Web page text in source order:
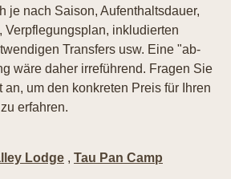
je nach Saison, Aufenthaltsdauer,
Verpflegungsplan, inkludierten
Transfers usw. Eine "ab-
wäre daher irreführend. Fragen Sie
an, um den konkreten Preis für Ihren
erfahren.
Lodge , Tau Pan Camp